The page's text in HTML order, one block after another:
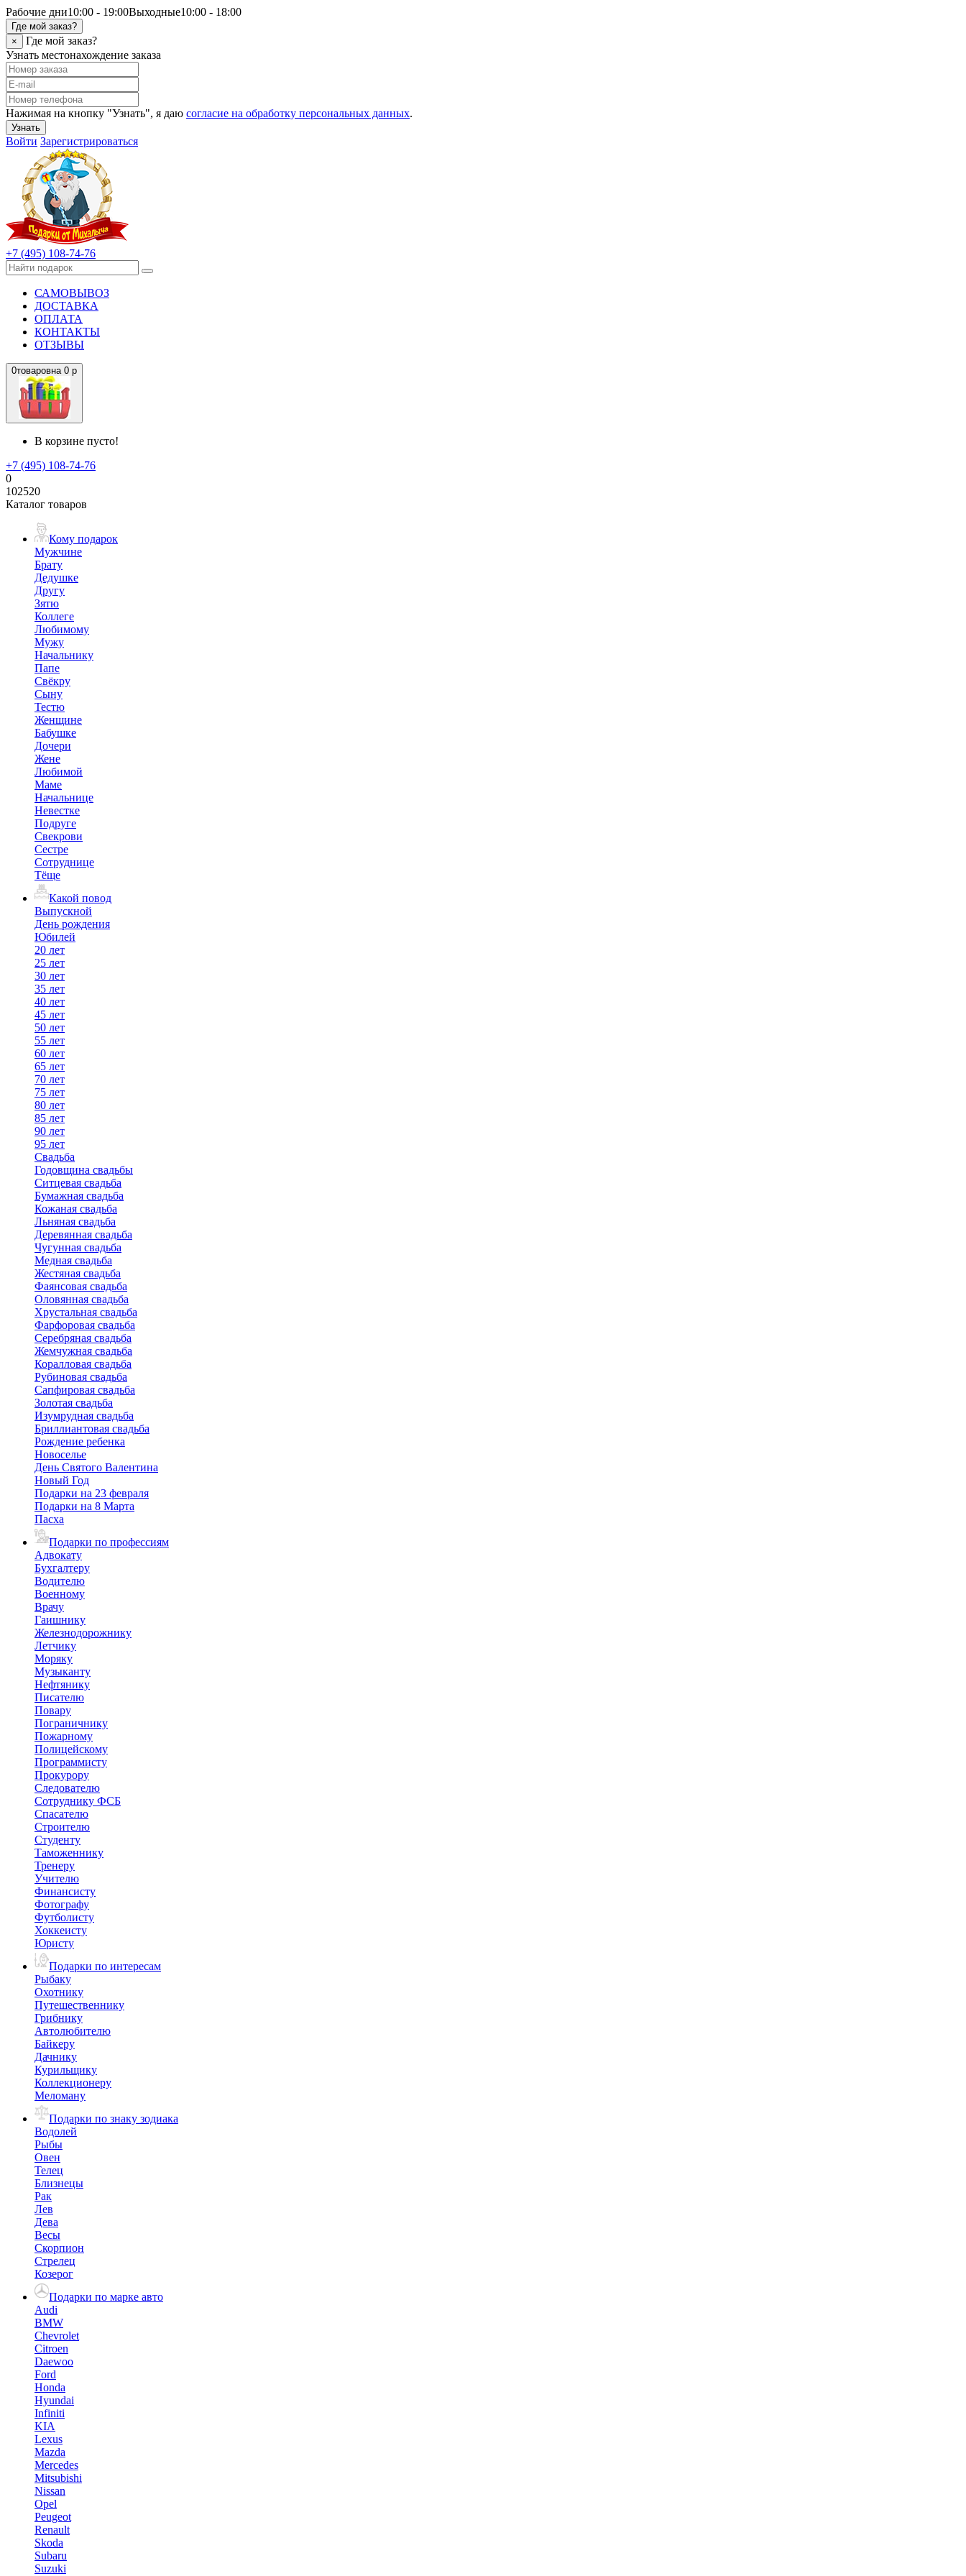
Рабочие дни10:00 - 19:00Выходные10:00 - 18:00
Где мой заказ?
×
Где мой заказ?
Узнать местонахождение заказа
Нажимая на кнопку "Узнать", я даю согласие на обработку персональных данных.
Узнать
Войти Зарегистрироваться
+7 (495) 108-74-76
САМОВЫВОЗ
ДОСТАВКА
ОПЛАТА
КОНТАКТЫ
ОТЗЫВЫ
0товаровна 0 р
В корзине пусто!
+7 (495) 108-74-76
0
102520
Каталог товаров
Кому подарок
Мужчине
Брату
Дедушке
Другу
Зятю
Коллеге
Любимому
Мужу
Начальнику
Папе
Свёкру
Сыну
Тестю
Женщине
Бабушке
Дочери
Жене
Любимой
Маме
Начальнице
Невестке
Подруге
Свекрови
Сестре
Сотруднице
Тёще
Какой повод
Выпускной
День рождения
Юбилей
20 лет
25 лет
30 лет
35 лет
40 лет
45 лет
50 лет
55 лет
60 лет
65 лет
70 лет
75 лет
80 лет
85 лет
90 лет
95 лет
Свадьба
Годовщина свадьбы
Ситцевая свадьба
Бумажная свадьба
Кожаная свадьба
Льняная свадьба
Деревянная свадьба
Чугунная свадьба
Медная свадьба
Жестяная свадьба
Фаянсовая свадьба
Оловянная свадьба
Хрустальная свадьба
Фарфоровая свадьба
Серебряная свадьба
Жемчужная свадьба
Коралловая свадьба
Рубиновая свадьба
Сапфировая свадьба
Золотая свадьба
Изумрудная свадьба
Бриллиантовая свадьба
Рождение ребенка
Новоселье
День Святого Валентина
Новый Год
Подарки на 23 февраля
Подарки на 8 Марта
Пасха
Подарки по профессиям
Адвокату
Бухгалтеру
Водителю
Военному
Врачу
Гаишнику
Железнодорожнику
Летчику
Моряку
Музыканту
Нефтянику
Писателю
Повару
Пограничнику
Пожарному
Полицейскому
Программисту
Прокурору
Следователю
Сотруднику ФСБ
Спасателю
Строителю
Студенту
Таможеннику
Тренеру
Учителю
Финансисту
Фотографу
Футболисту
Хоккеисту
Юристу
Подарки по интересам
Рыбаку
Охотнику
Путешественнику
Грибнику
Автолюбителю
Байкеру
Дачнику
Курильщику
Коллекционеру
Меломану
Подарки по знаку зодиака
Водолей
Рыбы
Овен
Телец
Близнецы
Рак
Лев
Дева
Весы
Скорпион
Стрелец
Козерог
Подарки по марке авто
Audi
BMW
Chevrolet
Citroen
Daewoo
Ford
Honda
Hyundai
Infiniti
KIA
Lexus
Mazda
Mercedes
Mitsubishi
Nissan
Opel
Peugeot
Renault
Skoda
Subaru
Suzuki